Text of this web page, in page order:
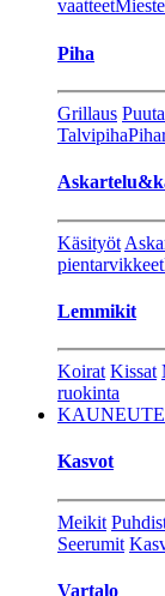
vaatteet
Piha
Grillaus
Talvipiha
Käsityöt
pientarvikkeet
Lemmikit
Koirat Kissat
ruokinta
Kasvot
Meikit
Seerumit
Vartalo